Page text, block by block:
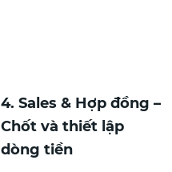
4. Sales & Hợp đồng –
Chốt và thiết lập
dòng tiền